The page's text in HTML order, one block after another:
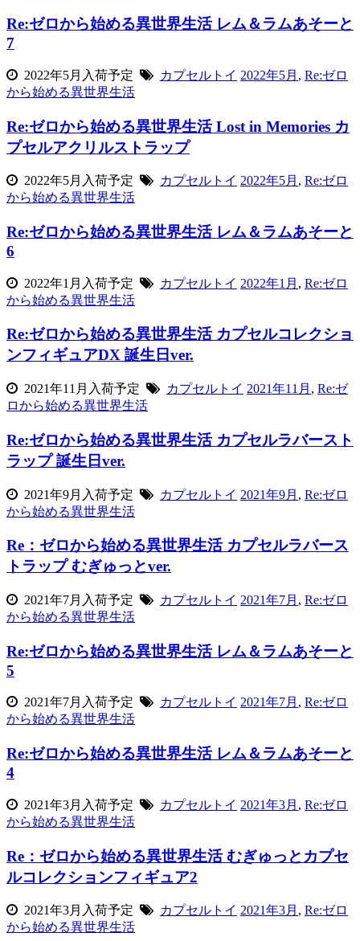
Re:ゼロから始める異世界生活 レム＆ラムあそーと
7
2022年5月入荷予定 カプセルトイ 2022年5月 , Re:ゼロ
から始める異世界生活
Re:ゼロから始める異世界生活 Lost in Memories カ
プセルアクリルストラップ
2022年5月入荷予定 カプセルトイ 2022年5月 , Re:ゼロ
から始める異世界生活
Re:ゼロから始める異世界生活 レム＆ラムあそーと
6
2022年1月入荷予定 カプセルトイ 2022年1月 , Re:ゼロ
から始める異世界生活
Re:ゼロから始める異世界生活 カプセルコレクショ
ンフィギュアDX 誕生日ver.
2021年11月入荷予定 カプセルトイ 2021年11月 , Re:ゼ
ロから始める異世界生活
Re:ゼロから始める異世界生活 カプセルラバースト
ラップ 誕生日ver.
2021年9月入荷予定 カプセルトイ 2021年9月 , Re:ゼロ
から始める異世界生活
Re：ゼロから始める異世界生活 カプセルラバース
トラップ むぎゅっとver.
2021年7月入荷予定 カプセルトイ 2021年7月 , Re:ゼロ
から始める異世界生活
Re:ゼロから始める異世界生活 レム＆ラムあそーと
5
2021年7月入荷予定 カプセルトイ 2021年7月 , Re:ゼロ
から始める異世界生活
Re:ゼロから始める異世界生活 レム＆ラムあそーと
4
2021年3月入荷予定 カプセルトイ 2021年3月 , Re:ゼロ
から始める異世界生活
Re：ゼロから始める異世界生活 むぎゅっとカプセ
ルコレクションフィギュア2
2021年3月入荷予定 カプセルトイ 2021年3月 , Re:ゼロ
から始める異世界生活